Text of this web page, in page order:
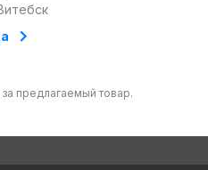
за предлагаемый товар.